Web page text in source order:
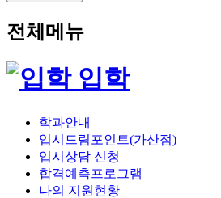
전체메뉴
입학
학과안내
입시드림포인트(가산점)
입시상담 신청
합격예측프로그램
나의 지원현황